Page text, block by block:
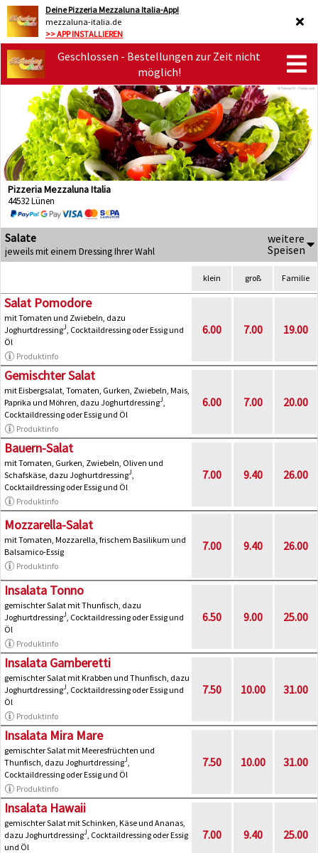
Deine Pizzeria Mezzaluna Italia-App!
mezzaluna-italia.de
>> APP INSTALLIEREN
Geschlossen - Bestellungen zur Zeit nicht
möglich!
Pizzeria Mezzaluna Italia
44532 Lünen
Salate
jeweils mit einem Dressing Ihrer Wahl
weitere
Speisen
klein groß Familie
Salat Pomodore
mit Tomaten und Zwiebeln, dazu
JoghurtdressingJ
, Cocktaildressing oder Essig und
Öl
Produktinfo
6.00 7.00 19.00
Gemischter Salat
mit Eisbergsalat, Tomaten, Gurken, Zwiebeln, Mais,
Paprika und Möhren, dazu JoghurtdressingJ
Cocktaildressing oder Essig und Öl
Produktinfo
6.00 7.00 20.00
Bauern-Salat
mit Tomaten, Gurken, Zwiebeln, Oliven und
Schafskäse, dazu JoghurtdressingJ
Cocktaildressing oder Essig und Öl
Produktinfo
7.00 9.40 26.00
Mozzarella-Salat
mit Tomaten, Mozzarella, frischem Basilikum und
Balsamico-Essig
Produktinfo
7.00 9.40 26.00
Insalata Tonno
gemischter Salat mit Thunfisch, dazu
JoghurtdressingJ
, Cocktaildressing oder Essig und
Öl
Produktinfo
6.50 9.00 25.00
Insalata Gamberetti
gemischter Salat mit Krabben und Thunfisch, dazu
JoghurtdressingJ
, Cocktaildressing oder Essig und
Öl
Produktinfo
7.50 10.00 31.00
Insalata Mira Mare
gemischter Salat mit Meeresfrüchten und
Thunfisch, dazu JoghurtdressingJ
Cocktaildressing oder Essig und Öl
Produktinfo
7.50 10.00 31.00
Insalata Hawaii
gemischter Salat mit Schinken, Käse und Ananas,
dazu JoghurtdressingJ
, Cocktaildressing oder Essig
und Öl
7.00 9.40 25.00